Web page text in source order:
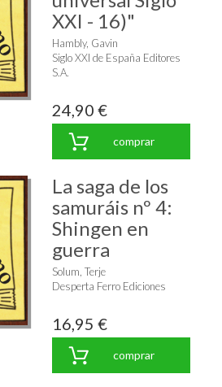
XXI - 16)"
Hambly, Gavin
Siglo XXI de España Editores
S.A.
24,90 €
comprar
La saga de los
samuráis nº 4:
Shingen en
guerra
Solum, Terje
Desperta Ferro Ediciones
16,95 €
comprar